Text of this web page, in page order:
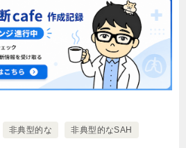
非典型的な 非典型的なSAH